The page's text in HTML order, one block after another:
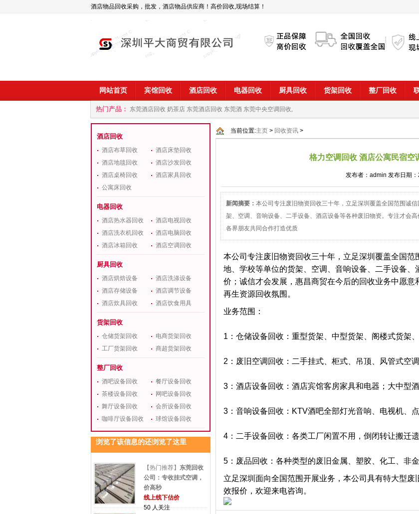
酒店物品回收采购，批发，酒店物品供应商！高价回收,现场结算！
网站首页 宾馆回收 酒店回收 电器回收 厨具回收 货架回收 整厂回收
热门产品： 东莞酒店回收 奶茶店 东莞酒店回收 东莞酒 东莞中央空调回收,
商 深圳酒店用品回收公司
酒店回收
酒店布草回收
酒店床垫回收
酒店地毯回收
酒店沙发回收
酒店桌椅回收
酒店家具回收
公寓床回收
电器回收
酒店热水器回收
酒店电视回收
酒店洗衣机回收
酒店电脑回收
酒店冰箱回收
酒店空调回收
厨具回收
酒店烘焙设备
酒店洗涤设备
酒店存储设备
酒店调节设备
酒店炊具回收
酒店饮食用具
货架回收
仓储货架回收
电商货架回收
工厂货架回收
商超货架回收
整厂回收
酒吧设备回收
餐厅设备回收
茶楼设备回收
网吧设备回收
舞厅设备回收
会所设备回收
咖啡厅设备回收
球馆设备回收
浏览了该信息的还浏览了这里
【热门推荐】 东莞回收
公司：专收挂式空调，
价高秒
线上线下估价
50 人关注
当前位置:主页 > 回收资讯 >
格力空调回收 酒店公寓民宿空
发布者：admin 发布日期
新闻摘要： 本公司专注废旧物资回收三十年，立足深圳覆盖全国范围诚
架、空调、音响设备、二手设备、酒店设备等各种废旧物资。专注才会
各界朋友共同合作打造优质
本公司专注废旧物资回收三十年，立足深圳覆盖全国
地、学校等单位的货架、空调、音响设备、二手设备
价；诚信才会发展，惠昌商贸在今后的回收业务中愿意
再生资源回收氛围。
业务范围：
1：仓储设备回收：重型货架、中型货架、阁楼式货架
2：废旧空调回收：二手挂式、柜式、吊顶、风管式空
3：酒店设备回收：酒店宾馆客房家具和电器；大中型
3：音响设备回收：KTV酒吧全部灯光音响、电视机、
4：二手设备回收：各类工厂闲置不用，倒闭转让搬迁
5：废品回收：各种类型的废旧金属、塑胶、化工、非
立足深圳面向全国范围开展业务，本公司具有特大型
效报价，欢迎来电咨询。